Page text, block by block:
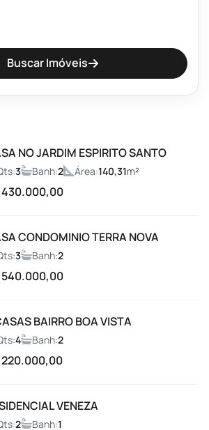
e Feminino
Buscar Imóveis
NO JARDIM ESPIRITO SANTO
3 Banh:2 Área:140,31m²
430.000,00
CONDOMINIO TERRA NOVA
3 Banh:2
540.000,00
BAIRRO BOA VISTA
4 Banh:2
220.000,00
VENEZA
2 Banh:1